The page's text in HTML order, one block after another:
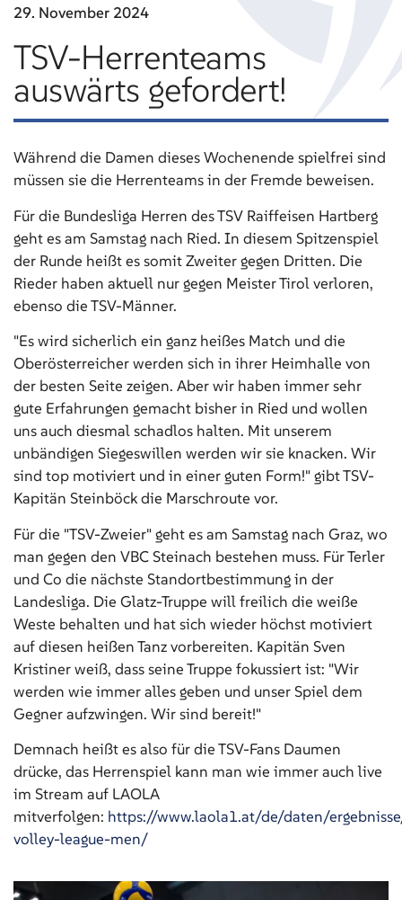
29. November 2024
TSV-Herrenteams
auswärts gefordert!
Während die Damen dieses Wochenende spielfrei sind
müssen sie die Herrenteams in der Fremde beweisen.
Für die Bundesliga Herren des TSV Raiffeisen Hartberg
geht es am Samstag nach Ried. In diesem Spitzenspiel
der Runde heißt es somit Zweiter gegen Dritten. Die
Rieder haben aktuell nur gegen Meister Tirol verloren,
ebenso die TSV-Männer.
"Es wird sicherlich ein ganz heißes Match und die
Oberösterreicher werden sich in ihrer Heimhalle von
der besten Seite zeigen. Aber wir haben immer sehr
gute Erfahrungen gemacht bisher in Ried und wollen
uns auch diesmal schadlos halten. Mit unserem
unbändigen Siegeswillen werden wir sie knacken. Wir
sind top motiviert und in einer guten Form!" gibt TSV-
Kapitän Steinböck die Marschroute vor.
Für die "TSV-Zweier" geht es am Samstag nach Graz, wo
man gegen den VBC Steinach bestehen muss. Für Terler
und Co die nächste Standortbestimmung in der
Landesliga. Die Glatz-Truppe will freilich die weiße
Weste behalten und hat sich wieder höchst motiviert
auf diesen heißen Tanz vorbereiten. Kapitän Sven
Kristiner weiß, dass seine Truppe fokussiert ist: "Wir
werden wie immer alles geben und unser Spiel dem
Gegner aufzwingen. Wir sind bereit!"
Demnach heißt es also für die TSV-Fans Daumen
drücke, das Herrenspiel kann man wie immer auch live
im Stream auf LAOLA
mitverfolgen: https://www.laola1.at/de/daten/
volley-league-men/